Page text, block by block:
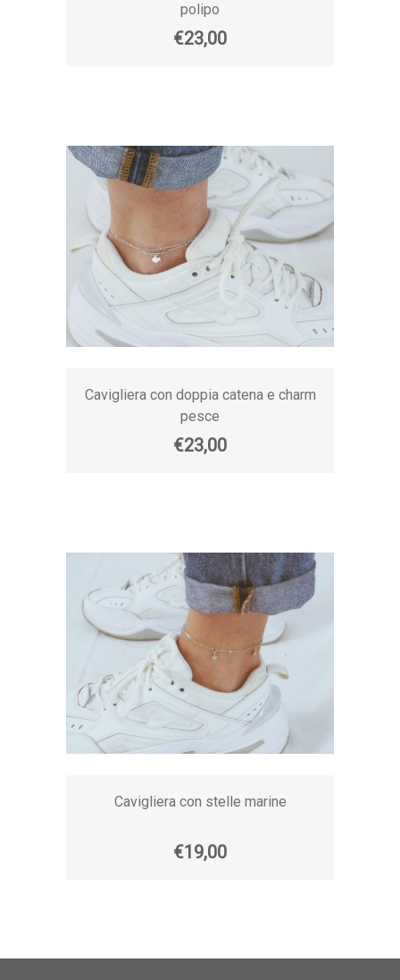
polipo
€23,00
Cavigliera con doppia catena e charm
pesce
€23,00
Cavigliera con stelle marine
€19,00